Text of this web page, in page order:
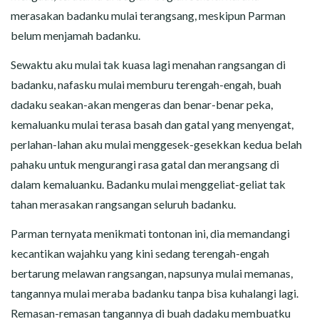
merasakan badanku mulai terangsang, meskipun Parman
belum menjamah badanku.
Sewaktu aku mulai tak kuasa lagi menahan rangsangan di
badanku, nafasku mulai memburu terengah-engah, buah
dadaku seakan-akan mengeras dan benar-benar peka,
kemaluanku mulai terasa basah dan gatal yang menyengat,
perlahan-lahan aku mulai menggesek-gesekkan kedua belah
pahaku untuk mengurangi rasa gatal dan merangsang di
dalam kemaluanku. Badanku mulai menggeliat-geliat tak
tahan merasakan rangsangan seluruh badanku.
Parman ternyata menikmati tontonan ini, dia memandangi
kecantikan wajahku yang kini sedang terengah-engah
bertarung melawan rangsangan, napsunya mulai memanas,
tangannya mulai meraba badanku tanpa bisa kuhalangi lagi.
Remasan-remasan tangannya di buah dadaku membuatku